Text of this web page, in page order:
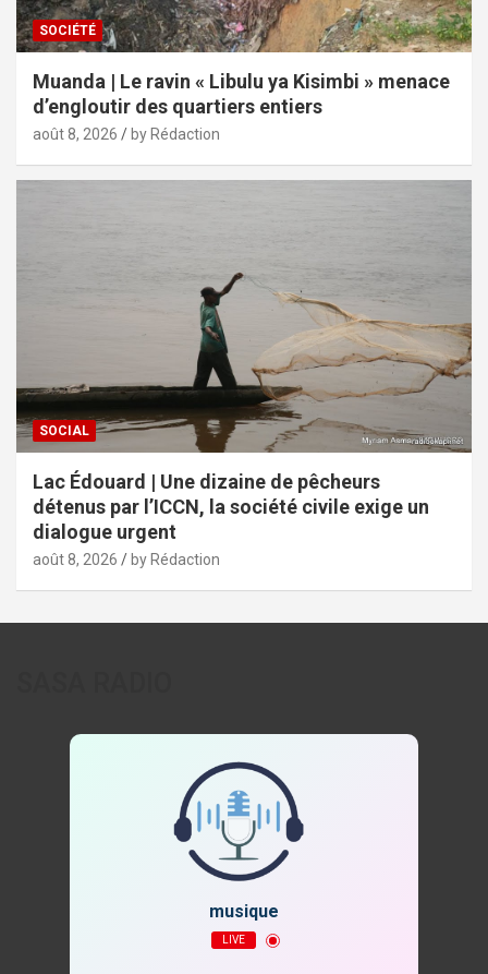
SOCIÉTÉ
Muanda | Le ravin « Libulu ya Kisimbi » menace
d’engloutir des quartiers entiers
août 8, 2026 by Rédaction
SOCIAL
Lac Édouard | Une dizaine de pêcheurs
détenus par l’ICCN, la société civile exige un
dialogue urgent
août 8, 2026 by Rédaction
musique
LIVE